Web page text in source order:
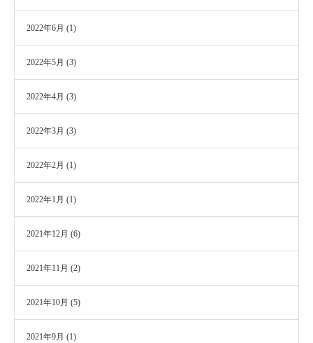
2022年6月 (1)
2022年5月 (3)
2022年4月 (3)
2022年3月 (3)
2022年2月 (1)
2022年1月 (1)
2021年12月 (6)
2021年11月 (2)
2021年10月 (5)
2021年9月 (1)